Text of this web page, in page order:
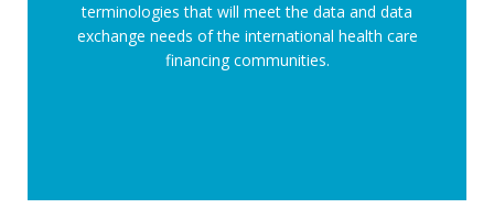
terminologies that will meet the data and data
exchange needs of the international health care
financing communities.